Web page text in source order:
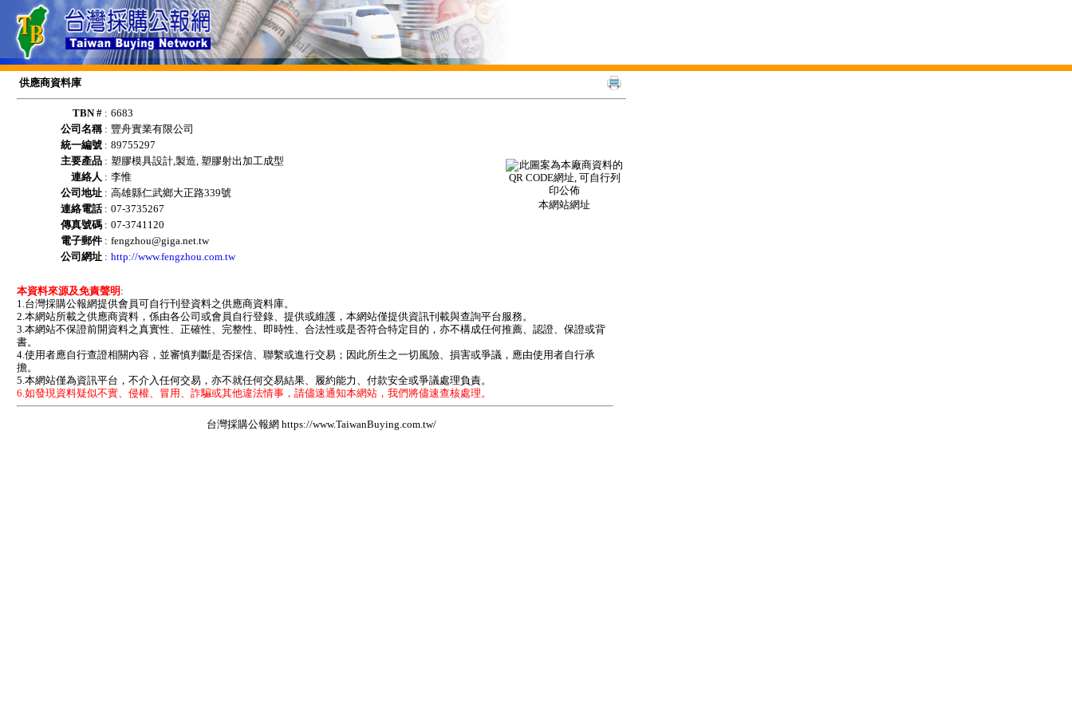
供應商資料庫
TBN # : 6683
本網站網址
公司名稱: 豐舟實業有限公司
統一編號 : 89755297
主要產品 : 塑膠模具設計,製造, 塑膠射出加工成型
連絡人 : 李惟
公司地址 : 高雄縣仁武鄉大正路339號
連絡電話: 07-3735267
傳真號碼 : 07-3741120
電子郵件 : fengzhou@giga.net.tw
公司網址 : http://www.fengzhou.com.tw
本資料來源及免責聲明 :
1.台灣採購公報網提供會員可自行刊登資料之供應商資料庫。
2.本網站所載之供應商資料，係由各公司或會員自行登錄、提供或維護，本網站僅提供資訊刊載與查詢平台服務。
3.本網站不保證前開資料之真實性、正確性、完整性、即時性、合法性或是否符合特定目的，亦不構成任何推薦、認證、保證或背
書。
4.使用者應自行查證相關內容，並審慎判斷是否採信、聯繫或進行交易；因此所生之一切風險、損害或爭議，應由使用者自行承
擔。
5.本網站僅為資訊平台，不介入任何交易，亦不就任何交易結果、履約能力、付款安全或爭議處理負責。
6.如發現資料疑似不實、侵權、冒用、詐騙或其他違法情事，請儘速通知本網站，我們將儘速查核處理。
台灣採購公報網 https://www.TaiwanBuying.com.tw/